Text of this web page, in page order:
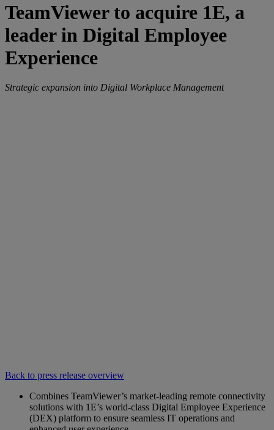
TeamViewer to acquire 1E, a
leader in Digital Employee
Experience
Strategic expansion into Digital Workplace Management
Back to press release overview
Combines TeamViewer’s market-leading remote connectivity
solutions with 1E’s world-class Digital Employee Experience
(DEX) platform to ensure seamless IT operations and